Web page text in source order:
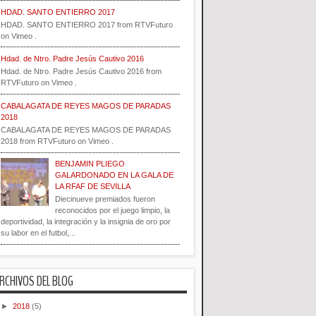
HDAD. SANTO ENTIERRO 2017
HDAD. SANTO ENTIERRO 2017 from RTVFuturo
on Vimeo .
Hdad. de Ntro. Padre Jesús Cautivo 2016
Hdad. de Ntro. Padre Jesús Cautivo 2016 from
RTVFuturo on Vimeo .
CABALAGATA DE REYES MAGOS DE PARADAS
2018
CABALAGATA DE REYES MAGOS DE PARADAS
2018 from RTVFuturo on Vimeo .
BENJAMIN PLIEGO
GALARDONADO EN LA GALA DE
LA RFAF DE SEVILLA
Diecinueve premiados fueron
reconocidos por el juego limpio, la
deportividad, la integración y la insignia de oro por
su labor en el futbol,...
DEL BLOG
► 2018 (5)